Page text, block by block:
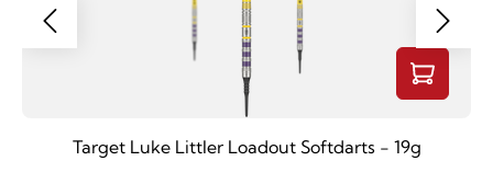
Target Luke Littler Loadout Softdarts - 19g